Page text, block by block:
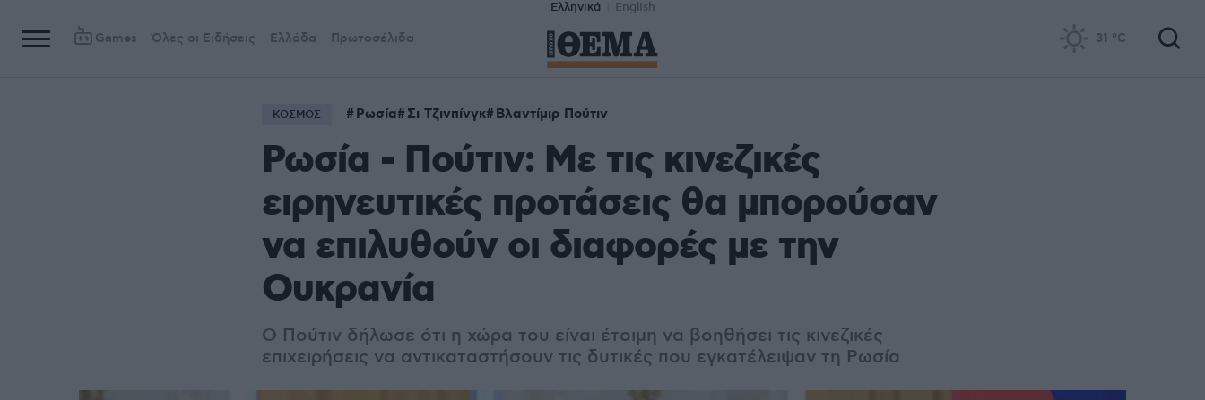
Ελληνικά English
Games Όλες οι Ειδήσεις Ελλάδα Πρωτοσέλιδα 31 °C
ΚΟΣΜΟΣ Ρωσία Σι Τζινπίνγκ Βλαντίμιρ Πούτιν
Ρωσία - Πούτιν: Με τις κινεζικές
ειρηνευτικές προτάσεις θα μπορούσαν
να επιλυθούν οι διαφορές με την
Ουκρανία
Ο Πούτιν δήλωσε ότι η χώρα του είναι έτοιμη να βοηθήσει τις κινεζικές
επιχειρήσεις να αντικαταστήσουν τις δυτικές που εγκατέλειψαν τη Ρωσία